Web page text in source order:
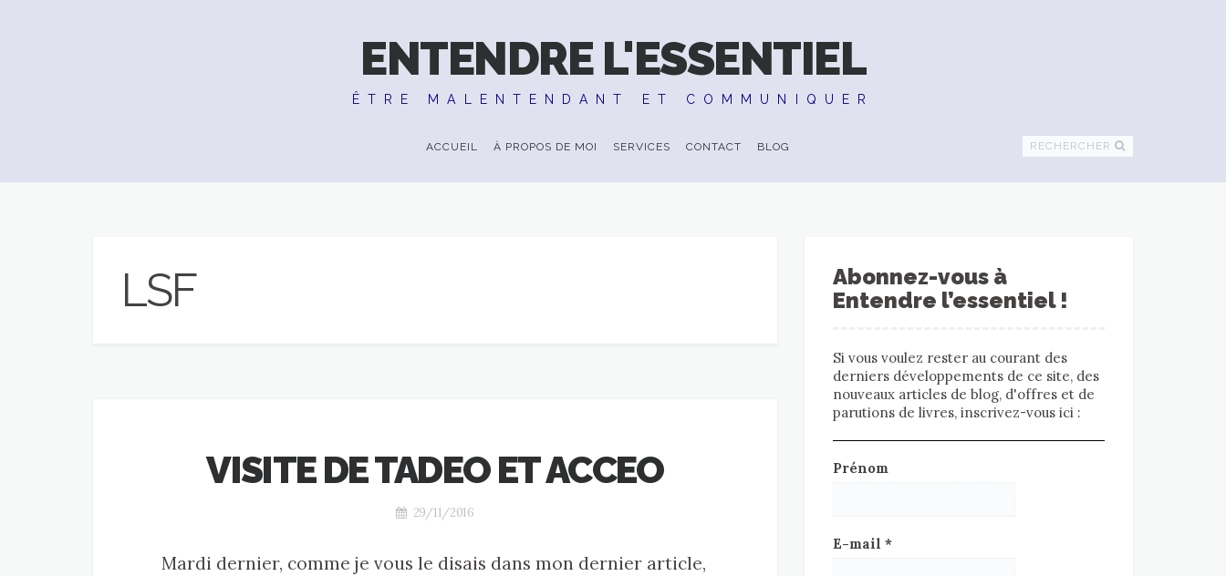
ENTENDRE L'ESSENTIEL
ÊTRE MALENTENDANT ET COMMUNIQUER
ACCUEIL À PROPOS DE MOI SERVICES CONTACT BLOG RECHERCHER
LSF
VISITE DE TADEO ET ACCEO
29/11/2016
Mardi dernier, comme je vous le disais dans mon dernier article,
Abonnez-vous à
Entendre l’essentiel !
Si vous voulez rester au courant des
derniers développements de ce site, des
nouveaux articles de blog, d'offres et de
parutions de livres, inscrivez-vous ici :
Prénom
E-mail *